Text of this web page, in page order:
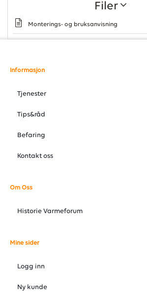
Filer
Monterings- og bruksanvisning
Informasjon
Tjenester
Tips&råd
Befaring
Kontakt oss
Om Oss
Historie Varmeforum
Mine sider
Logg inn
Ny kunde